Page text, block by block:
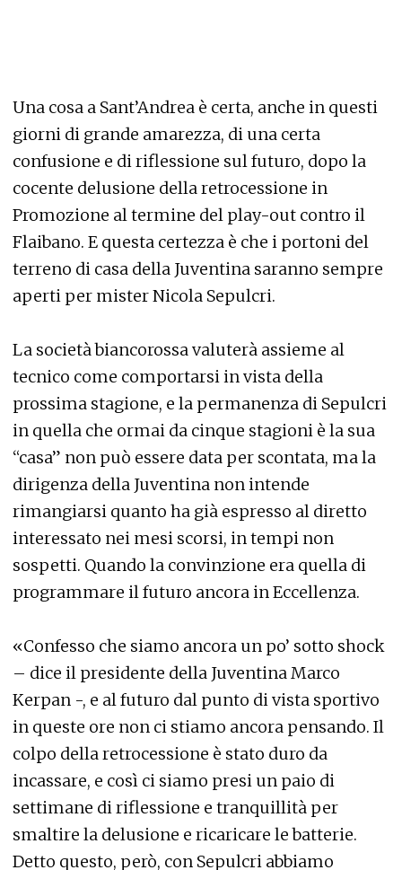
Una cosa a Sant’Andrea è certa, anche in questi
giorni di grande amarezza, di una certa
confusione e di riflessione sul futuro, dopo la
cocente delusione della retrocessione in
Promozione al termine del play-out contro il
Flaibano. E questa certezza è che i portoni del
terreno di casa della Juventina saranno sempre
aperti per mister Nicola Sepulcri.
La società biancorossa valuterà assieme al
tecnico come comportarsi in vista della
prossima stagione, e la permanenza di Sepulcri
in quella che ormai da cinque stagioni è la sua
“casa” non può essere data per scontata, ma la
dirigenza della Juventina non intende
rimangiarsi quanto ha già espresso al diretto
interessato nei mesi scorsi, in tempi non
sospetti. Quando la convinzione era quella di
programmare il futuro ancora in Eccellenza.
«Confesso che siamo ancora un po’ sotto shock
– dice il presidente della Juventina Marco
Kerpan -, e al futuro dal punto di vista sportivo
in queste ore non ci stiamo ancora pensando. Il
colpo della retrocessione è stato duro da
incassare, e così ci siamo presi un paio di
settimane di riflessione e tranquillità per
smaltire la delusione e ricaricare le batterie.
Detto questo, però, con Sepulcri abbiamo